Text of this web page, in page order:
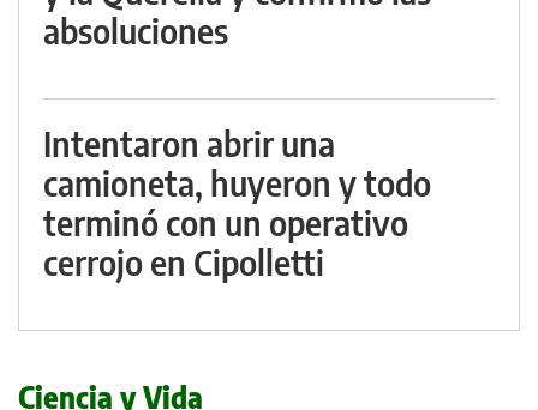
absoluciones
Intentaron abrir una
camioneta, huyeron y todo
terminó con un operativo
cerrojo en Cipolletti
Ciencia y Vida